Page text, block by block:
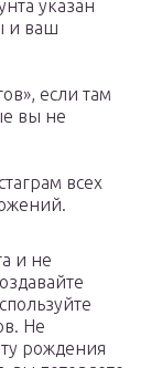
указан
и ваш
если там
вы не
всех
и не
Не
рождения